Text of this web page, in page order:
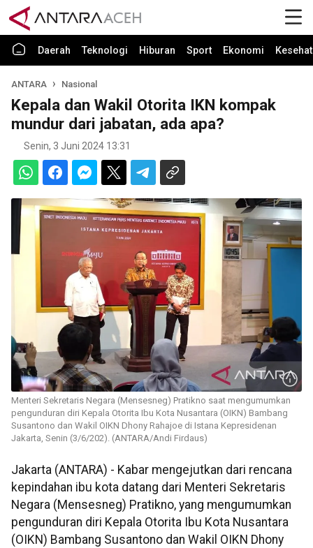
Daerah Teknologi Hiburan Sport Ekonomi
ANTARA Nasional
Kepala dan Wakil Otorita IKN kompak
mundur dari jabatan, ada apa?
Senin, 3 Juni 2024 13:31
Menteri Sekretaris Negara (Mensesneg) Pratikno saat mengumumkan
pengunduran diri Kepala Otorita Ibu Kota Nusantara (OIKN) Bambang
Susantono dan Wakil OIKN Dhony Rahajoe di Istana Kepresidenan
Jakarta, Senin (3/6/202). (ANTARA/Andi Firdaus)
Jakarta (ANTARA) - Kabar mengejutkan dari rencana
kepindahan ibu kota datang dari Menteri Sekretaris
Negara (Mensesneg) Pratikno, yang mengumumkan
pengunduran diri Kepala Otorita Ibu Kota Nusantara
(OIKN) Bambang Susantono dan Wakil OIKN Dhony